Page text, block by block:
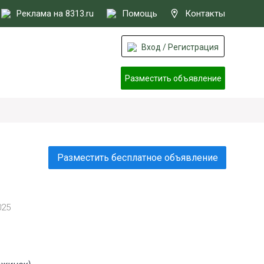
Реклама на 8313.ru Помощь Контакты
Вход / Регистрация
Разместить объявление
Разместить бесплатное объявление